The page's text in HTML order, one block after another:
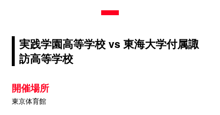
実践学園高等学校 vs 東海大学付属諏
訪高等学校
開催場所
東京体育館